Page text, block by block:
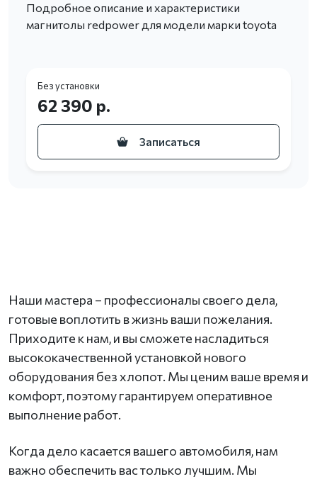
Подробное описание и характеристики
магнитолы redpower для модели марки toyota
Без установки
62 390 р.
Записаться
Наши мастера – профессионалы своего дела,
готовые воплотить в жизнь ваши пожелания.
Приходите к нам, и вы сможете насладиться
высококачественной установкой нового
оборудования без хлопот. Мы ценим ваше время и
комфорт, поэтому гарантируем оперативное
выполнение работ.
Когда дело касается вашего автомобиля, нам
важно обеспечить вас только лучшим. Мы